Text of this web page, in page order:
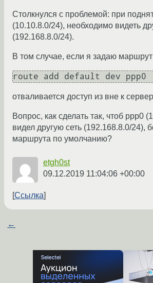
Столкнулся с проблемой: при
(10.10.8.0/24), необходимо видеть
(192.168.8.0/24).
В том случае, если я задаю
route add default dev ppp0
отваливается доступ из вне к
Вопрос, как сделать так, чтоб ppp0
видел другую сеть (192.168.8.0/24),
маршрута по умолчанию?
etgh0st
09.12.2019 11:04:06 +00:00
Ссылка
←